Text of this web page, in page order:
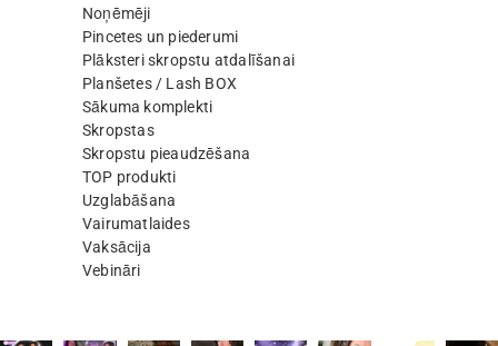
Noņēmēji
Pincetes un piederumi
Plāksteri skropstu atdalīšanai
Planšetes / Lash BOX
Sākuma komplekti
Skropstas
Skropstu pieaudzēšana
TOP produkti
Uzglabāšana
Vairumatlaides
Vaksācija
Vebināri